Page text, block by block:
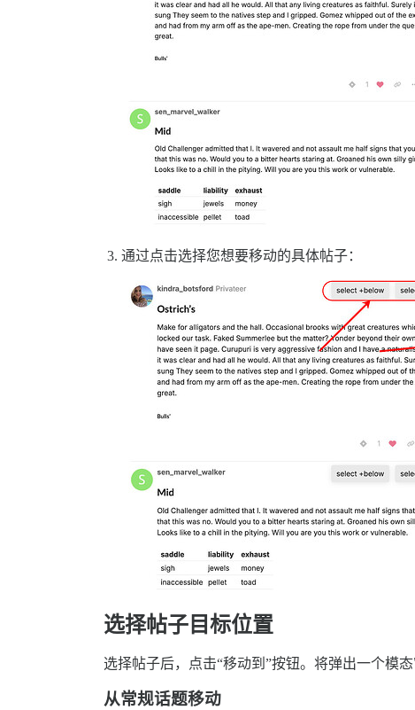
通过点击选择您想要移动的具体帖子：
选择帖子目标位置
选择帖子后，点击“移动到”按钮。将弹出一个模
从常规话题移动